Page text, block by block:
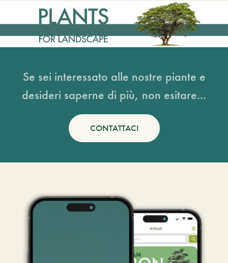
Se sei interessato alle nostre piante e
desideri saperne di più, non esitare...
CONTATTACI